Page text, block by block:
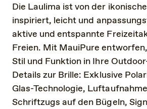
Die Laulima ist von der
inspiriert, leicht und
aktive und entspannte
Freien. Mit MauiPure
Stil und Funktion in Ihre
Details zur Brille: Exklusive
Glas-Technologie,
Schriftzugs auf den Bügeln,